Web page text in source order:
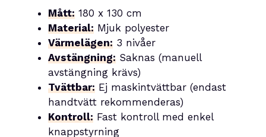
Mått: 180 x 130 cm
Material: Mjuk polyester
Värmelägen: 3 nivåer
Avstängning: Saknas (manuell
avstängning krävs)
Tvättbar: Ej maskintvättbar (endast
handtvätt rekommenderas)
Kontroll: Fast kontroll med enkel
knappstyrning